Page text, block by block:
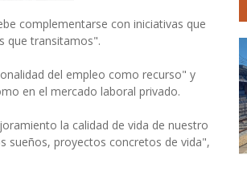
complementarse con iniciativas que
que transitamos".
del empleo como recurso" y
en el mercado laboral privado.
la calidad de vida de nuestro
sueños, proyectos concretos de vida",